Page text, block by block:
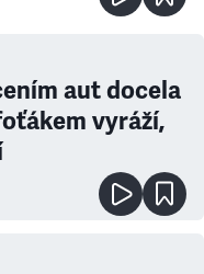
aut docela
vyráží,